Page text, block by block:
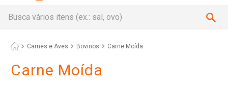
Carnes e Aves Bovinos Carne Moída
Carne Moída